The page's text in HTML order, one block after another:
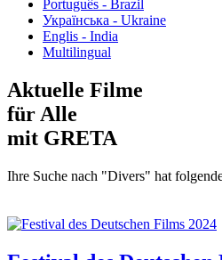
Português - Brazil
Українська - Ukraine
Englis - India
Multilingual
Aktuelle Filme
für Alle
mit GRETA
Ihre Suche nach "Divers" hat